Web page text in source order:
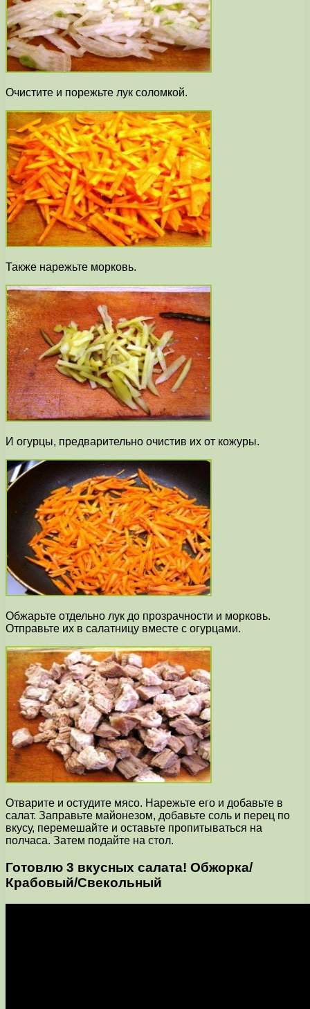
Очистите и порежьте лук соломкой.
Также нарежьте морковь.
И огурцы, предварительно очистив их от кожуры.
Обжарьте отдельно лук до прозрачности и морковь.
Отправьте их в салатницу вместе с огурцами.
Отварите и остудите мясо. Нарежьте его и добавьте в
салат. Заправьте майонезом, добавьте соль и перец по
вкусу, перемешайте и оставьте пропитываться на
полчаса. Затем подайте на стол.
Готовлю 3 вкусных салата! Обжорка/
Крабовый/Свекольный